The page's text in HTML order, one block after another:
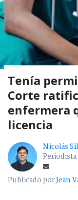
Tenía
Corte
enfermera
licencia
Nicolás
Publicado porJean